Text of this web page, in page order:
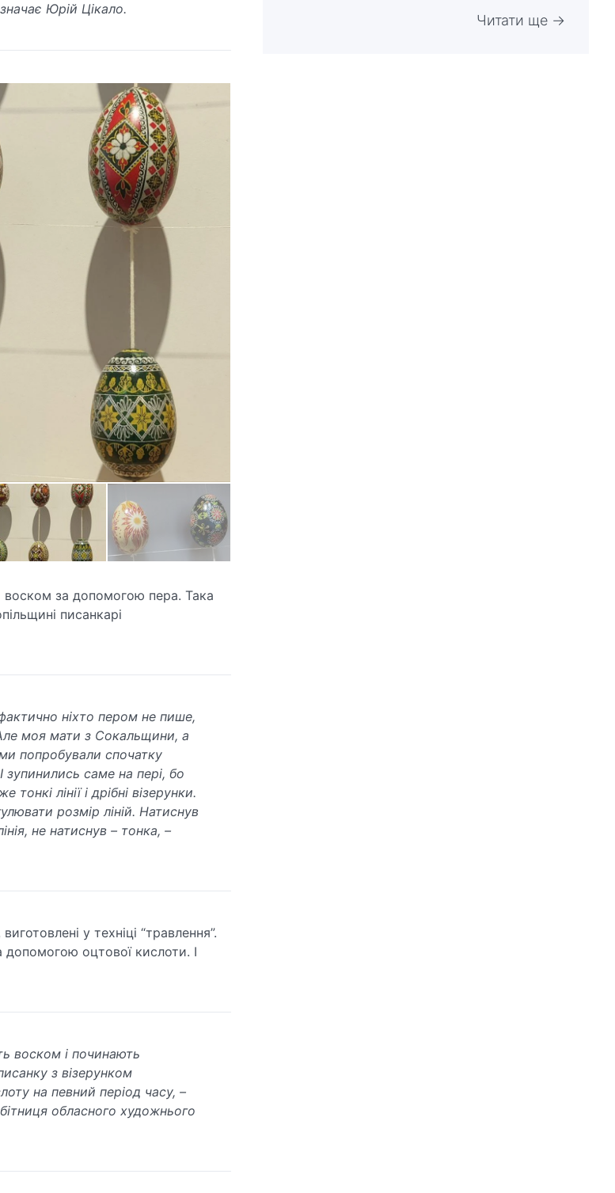
Юрій Цікало.
за допомогою пера. Така
писанкарі
ніхто пером не пише,
моя мати з Сокальщини, а
попробували спочатку
зупинились саме на пері, бо
лінії і дрібні візерунки.
розмір ліній. Натиснув
не натиснув – тонка, –
у техніці “травлення”.
оцтової кислоти. І
воском і починають
з візерунком
на певний період часу, –
обласного художнього
Читати ще →